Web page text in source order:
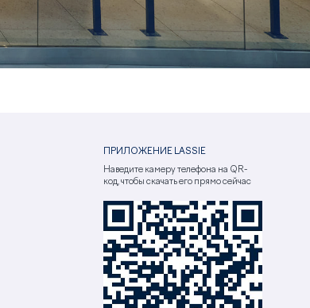
ПРИЛОЖЕНИЕ LASSIE
Наведите камеру телефона на QR-
код, чтобы скачать его прямо сейчас